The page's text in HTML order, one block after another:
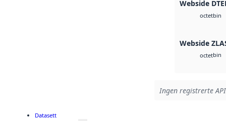
Webside
octetbin
Webside
octetbin
Ingen registrerte
Datasett